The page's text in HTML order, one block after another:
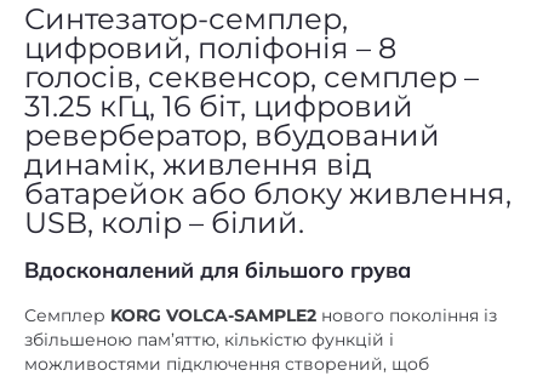
Синтезатор-семплер,
цифровий, поліфонія – 8
голосів, секвенсор, семплер –
31.25 кГц, 16 біт, цифровий
ревербератор, вбудований
динамік, живлення від
батарейок або блоку живлення,
USB, колір – білий.
Вдосконалений для більшого грува
Семплер KORG VOLCA-SAMPLE2 нового покоління із
збільшеною пам’яттю, кількістю функцій і
можливостями підключення створений, щоб